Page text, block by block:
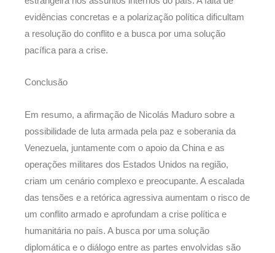
evidências concretas e a polarização política dificultam
a resolução do conflito e a busca por uma solução
pacífica para a crise.
Conclusão
Em resumo, a afirmação de Nicolás Maduro sobre a
possibilidade de luta armada pela paz e soberania da
Venezuela, juntamente com o apoio da China e as
operações militares dos Estados Unidos na região,
criam um cenário complexo e preocupante. A escalada
das tensões e a retórica agressiva aumentam o risco de
um conflito armado e aprofundam a crise política e
humanitária no país. A busca por uma solução
diplomática e o diálogo entre as partes envolvidas são